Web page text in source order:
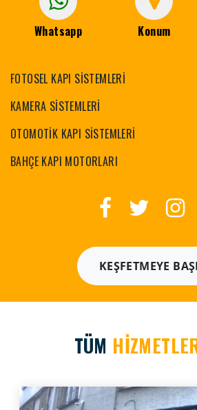
Whatsapp Konum
FOTOSEL KAPI SİSTEMLERİ
KAMERA SİSTEMLERİ
OTOMOTİK KAPI SİSTEMLERİ
BAHÇE KAPI MOTORLARI
KEŞFETMEYE
TÜM